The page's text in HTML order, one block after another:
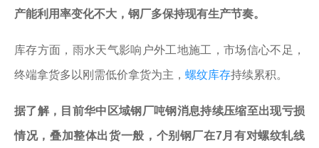
产能利用率变化不大，钢厂多保持现有生产节奏。
库存方面，雨水天气影响户外工地施工，市场信心不足，
终端拿货多以刚需低价拿货为主， 螺纹库存持续累积。
据了解，目前华中区域钢厂吨钢消息持续压缩至出现亏损
情况，叠加整体出货一般，个别钢厂在7月有对螺纹轧线